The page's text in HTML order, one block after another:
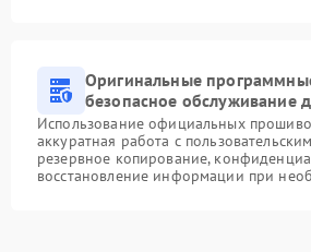
Оригинальные
безопасное обслуживание
Использование официальных
аккуратная работа с
резервное копирование,
восстановление информации при